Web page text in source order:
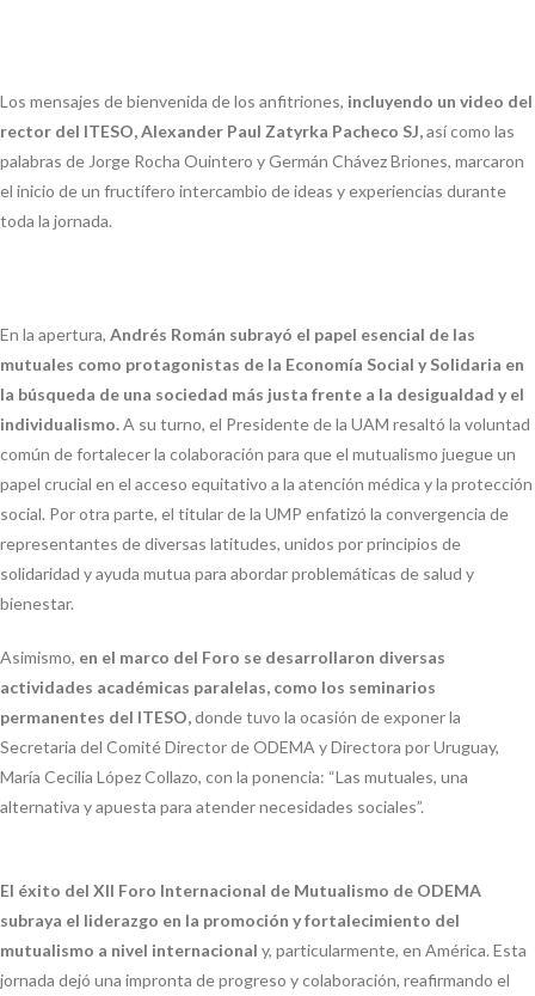
Los mensajes de bienvenida de los anfitriones, incluyendo un video del
rector del ITESO,Alexander Paul Zatyrka Pacheco SJ,así como las
palabras de Jorge Rocha Ouintero y Germán Chávez Briones, marcaron
el inicio de un fructífero intercambio de ideas y experiencias durante
toda la jornada.
En la apertura, Andrés Román subrayó el papel esencial de las
mutuales como protagonistas de la Economía Social y Solidaria en
la búsqueda de una sociedad más justa frente a la desigualdad y el
individualismo.A su turno, el Presidente de la UAM resaltó la voluntad
común de fortalecer la colaboración para que el mutualismo juegue un
papel crucial en el acceso equitativo a la atención médica y la protección
social. Por otra parte, el titular de la UMP enfatizó la convergencia de
representantes de diversas latitudes, unidos por principios de
solidaridad y ayuda mutua para abordar problemáticas de salud y
bienestar.
Asimismo, en el marco del Foro se desarrollaron diversas
actividades académicas paralelas, como los seminarios
permanentes del ITESO,donde tuvo la ocasión de exponer la
Secretaria del Comité Director de ODEMA y Directora por Uruguay,
María Cecilia López Collazo, con la ponencia: “Las mutuales, una
alternativa y apuesta para atender necesidades sociales”.
El éxito del XII Foro Internacional de Mutualismo de ODEMA
subraya el liderazgo en la promoción y fortalecimiento del
mutualismo a nivel internacional y, particularmente, en América. Esta
jornada dejó una impronta de progreso y colaboración, reafirmando el